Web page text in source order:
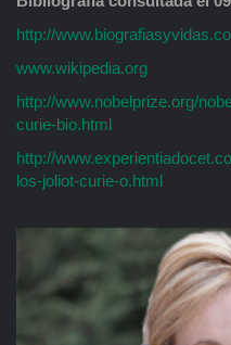
http://
www.wikipedia.org
http://www.nobelprize.org/
curie-bio.html
http://
los-joliot-curie-o.html